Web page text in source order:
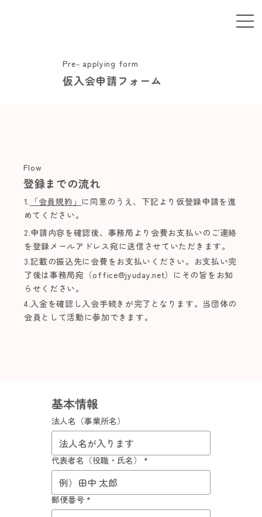
Pre- applying form
仮入会申請フォーム
Flow
登録までの流れ
1. 「会員規約」 に同意のうえ、下記より仮登録申請を進
めてください。
2.申請内容を確認後、事務局より会費お支払いのご連絡
を登録メールアドレス宛に送信させていただきます。
3.記載の振込先に会費をお支払いください。お支払い完
了後は事務局宛（office@jyuday.net）にその旨をお知
らせください。
4.入金を確認し入会手続きが完了となります。当団体の
会員として活動に参加できます。
基本情報
法人名（事業所名）
代表者名（役職・氏名） *
郵便番号 *